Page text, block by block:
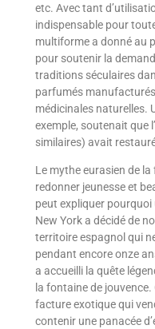
etc. Avec tant
indispensable pour
multiforme a donné au
pour soutenir la
traditions séculaires
parfumés
médicinales naturelles.
exemple, soutenait que
similaires) avait
Le mythe eurasien de
redonner jeunesse et
peut expliquer pourquoi
New York a décidé de
territoire espagnol qui
pendant encore onze
a accueilli la quête
la fontaine de
facture exotique qui
contenir une panacée